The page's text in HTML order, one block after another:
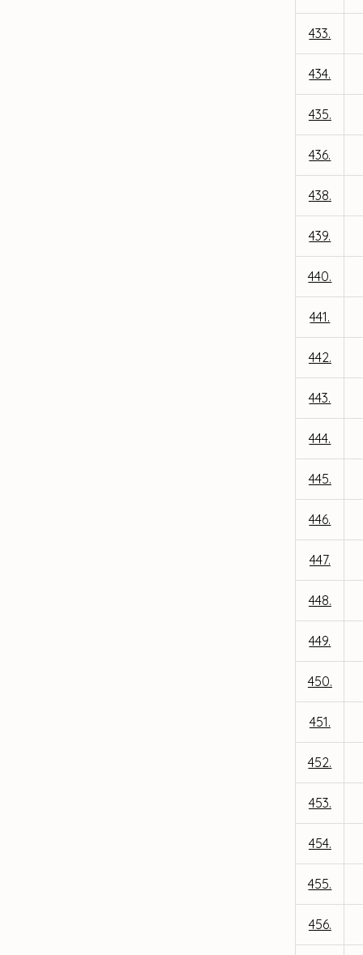
433.
434.
435.
436.
438.
439.
440.
441.
442.
443.
444.
445.
446.
447.
448.
449.
450.
451.
452.
453.
454.
455.
456.